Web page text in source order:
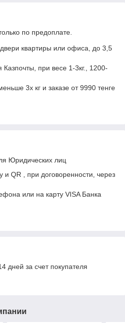
по предоплате.
квартиры или офиса, до 3,5
Казпочты, при весе 1-3кг., 1200-
3х кг и заказе от 9990 тенге
Юридических лиц
и QR , при договоренности, через
или на карту VISA Банка
дней за счет покупателя